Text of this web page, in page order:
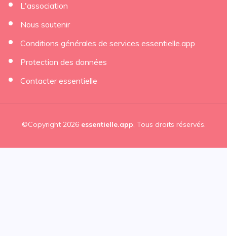
L'association
Nous soutenir
Conditions générales de services essentielle.app
Protection des données
Contacter essentielle
©Copyright 2026 essentielle.app, Tous droits réservés.